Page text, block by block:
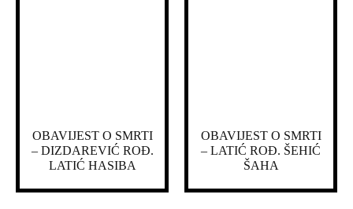
OBAVIJEST O SMRTI
– DIZDAREVIĆ ROĐ.
LATIĆ HASIBA
OBAVIJEST O SMRTI
– LATIĆ ROĐ. ŠEHIĆ
ŠAHA